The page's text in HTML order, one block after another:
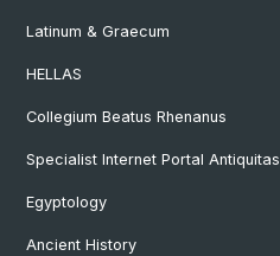
Latinum & Graecum
HELLAS
Collegium Beatus Rhenanus
Specialist Internet Portal Antiquitas
Egyptology
Ancient History